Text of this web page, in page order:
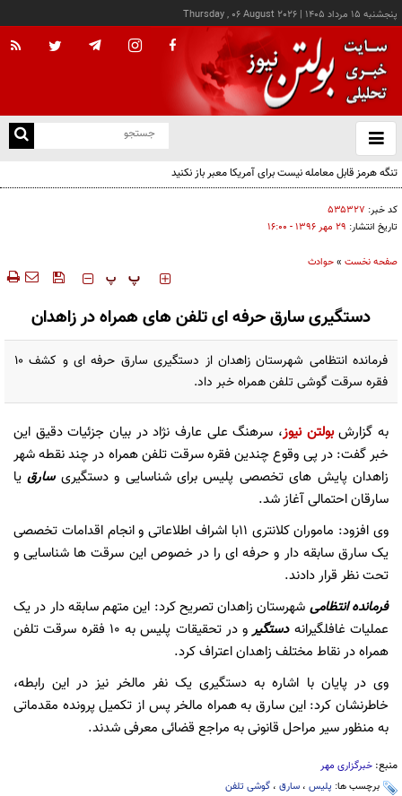
پنجشنبه ۱۵ مرداد ۱۴۰۵ |
Thursday , 06 August 2026
باز
و
تنگه هرمز قابل معامله نیست برای آمریکا معبر باز نکنید
کد خبر: ۵۳۵۳۲۷
تاریخ انتشار: ۲۹ مهر ۱۳۹۶ - ۱۶:۰۰
صفحه نخست »حوادث
‍‍‍ پ پ
دستگیری سارق حرفه ای تلفن های همراه در زاهدان
فرمانده انتظامی شهرستان زاهدان از دستگیری سارق حرفه ای و کشف ۱۰
فقره سرقت گوشی تلفن همراه خبر داد.
به گزارشبولتن نیوز، سرهنگ علی عارف نژاد در بیان جزئیات دقیق این
خبر گفت: در پی وقوع چندین فقره سرقت تلفن همراه در چند نقطه شهر
زاهدان پایش های تخصصی پلیس برای شناسایی و دستگیری سارقیا
سارقان احتمالی آغاز شد.
وی افزود: ماموران کلانتری ۱۱با اشراف اطلاعاتی و انجام اقدامات تخصصی
یک سارق سابقه دار و حرفه ای را در خصوص این سرقت ها شناسایی و
تحت نظر قرار دادند.
فرمانده انتظامی شهرستان زاهدان تصریح کرد: این متهم سابقه دار در یک
عملیات غافلگیرانهدستگیر
و در تحقیقات پلیس به ۱۰ فقره سرقت تلفن
همراه در نقاط مختلف زاهدان اعتراف کرد.
وی در پایان با اشاره به دستگیری یک نفر مالخر نیز در این رابطه،
خاطرنشان کرد: این سارق به همراه مالخر پس از تکمیل پرونده مقدماتی
به منظور سیر مراحل قانونی به مراجع قضائی معرفی شدند.
منبع: خبرگزاری مهر
برچسب ها: پلیس ، سارق ، گوشی تلفن